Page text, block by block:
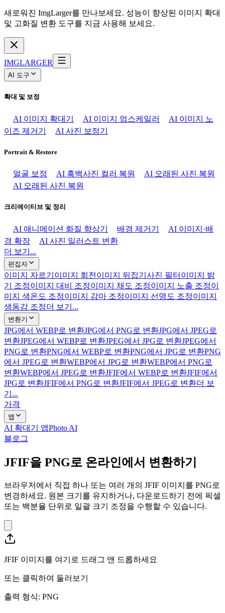
새로워진 ImgLarger를 만나보세요. 성능이 향상된 이미지 확대
및 고화질 변환 도구를 지금 사용해 보세요.
IMGLARGER
AI 도구
확대 및 보정
AI 이미지 확대기 AI 이미지 업스케일러
AI 이미지 노
이즈 제거기
AI 사진 보정기
Portrait & Restore
얼굴 보정 AI 흑백사진 컬러 복원
AI 오래된 사진 복원
AI 오래된 사진 복원
크리에이티브 및 정리
AI 애니메이션 화질 향상기 배경 제거기
AI 이미지·배
경 확장
AI 사진 일러스트 변환
더 보기...
편집자
이미지 자르기 이미지 회전 이미지 뒤집기 사진 필터 이미지 밝
기 조정이미지 대비 조정이미지 채도 조정이미지 노출 조정이
미지 색온도 조정이미지 감마 조정이미지 선명도 조정이미지
생동감 조정더 보기...
변환기
JPG에서 WEBP로 변환JPG에서 PNG로 변환JPG에서 JPEG로
변환JPEG에서 WEBP로 변환JPEG에서 JPG로 변환JPEG에서
PNG로 변환PNG에서 WEBP로 변환PNG에서 JPG로 변환PNG
에서 JPEG로 변환WEBP에서 JPG로 변환WEBP에서 PNG로
변환WEBP에서 JPEG로 변환JFIF에서 WEBP로 변환JFIF에서
JPG로 변환JFIF에서 PNG로 변환JFIF에서 JPEG로 변환더 보
기...
가격
앱
AI 확대기 앱Photo AI
블로그
JFIF을 PNG로 온라인에서 변환하기
브라우저에서 직접 하나 또는 여러 개의 JFIF 이미지를 PNG로
변경하세요. 원본 크기를 유지하거나, 다운로드하기 전에 픽셀
또는 백분율 단위로 일괄 크기 조정을 수행할 수 있습니다.
JFIF 이미지를 여기로 드래그 앤 드롭하세요
또는 클릭하여 둘러보기
출력 형식: PNG